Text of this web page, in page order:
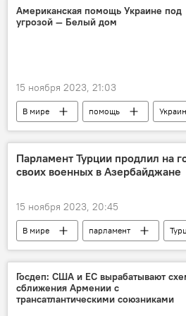
Американская помощь Украине под
угрозой — Белый дом
15 ноября 2023, 21:03
В мире помощь
Белый дом
Парламент Турции продлил на
своих военных в Азербайджане
15 ноября 2023, 20:45
В мире парламент
военные
Азербайджан
Госдеп: США и ЕС вырабатывают
сближения Армении с
трансатлантическими союзниками